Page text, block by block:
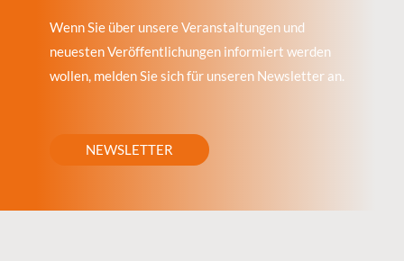
Wenn Sie über unsere Veranstaltungen und
neuesten Veröffentlichungen informiert werden
wollen, melden Sie sich für unseren Newsletter an.
NEWSLETTER